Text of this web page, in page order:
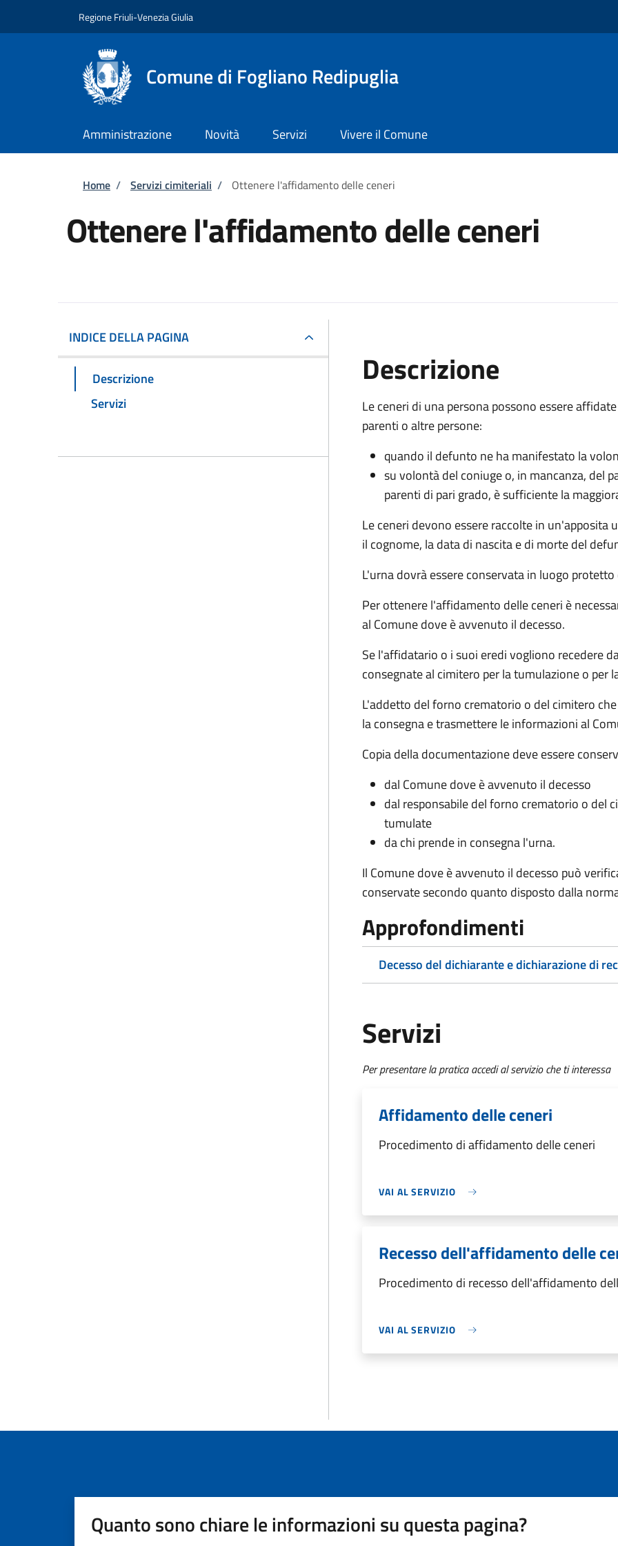
Regione Friuli-Venezia Giulia
Comune di Fogliano Redipuglia
Amministrazione Novità Servizi Vivere il Comune
Briciole di pane
Home / Servizi cimiteriali / Ottenere l'affidamento delle ceneri
Ottenere l'affidamento delle ceneri
INDICE DELLA PAGINA
Descrizione
Servizi
Descrizione
Le ceneri di una persona possono essere
parenti o altre persone:
quando il defunto ne ha manifestato la
su volontà del coniuge o, in mancanza, del
parenti di pari grado, è sufficiente la
Le ceneri devono essere raccolte in un'apposita
il cognome, la data di nascita e di morte del
L'urna dovrà essere conservata in luogo
Per ottenere l'affidamento delle ceneri è
al Comune dove è avvenuto il decesso.
Se l'affidatario o i suoi eredi vogliono recedere
consegnate al cimitero per la tumulazione o per
L'addetto del forno crematorio o del cimitero
la consegna e trasmettere le informazioni al
Copia della documentazione deve essere
dal Comune dove è avvenuto il decesso
dal responsabile del forno crematorio o del
tumulate
da chi prende in consegna l'urna.
Il Comune dove è avvenuto il decesso può
conservate secondo quanto disposto dalla
Approfondimenti
Decesso del dichiarante e dichiarazione di
Servizi
Per presentare la pratica accedi al servizio che ti interessa
Affidamento delle ceneri
Procedimento di affidamento delle ceneri
VAI AL SERVIZIO
Recesso dell'affidamento delle
Procedimento di recesso dell'affidamento
VAI AL SERVIZIO
Quanto sono chiare le informazioni su questa pagina?